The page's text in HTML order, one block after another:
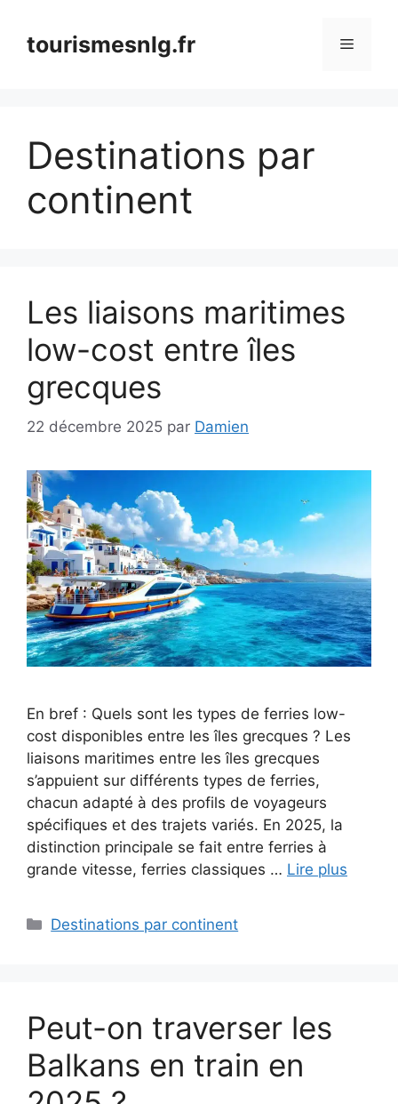
contenutourismesnlg.fr Menu
Destinations par
continent
Les liaisons maritimes
low-cost entre îles
grecques
22 décembre 2025 par Damien
En bref : Quels sont les types de ferries low-
cost disponibles entre les îles grecques ? Les
liaisons maritimes entre les îles grecques
s’appuient sur différents types de ferries,
chacun adapté à des profils de voyageurs
spécifiques et des trajets variés. En 2025, la
distinction principale se fait entre ferries à
grande vitesse, ferries classiques … Lire plus
Catégories
Destinations par continent
Peut-on traverser les
Balkans en train en